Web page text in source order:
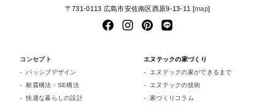
〒731-0113 広島市安佐南区西原9-13-11 [map]
コンセプト
パッシブデザイン
耐震構法・SE構法
快適な暮らしの設計
エヌテックの家づくり
エヌテックの家ができるまで
エヌテックの技術
家づくりコラム